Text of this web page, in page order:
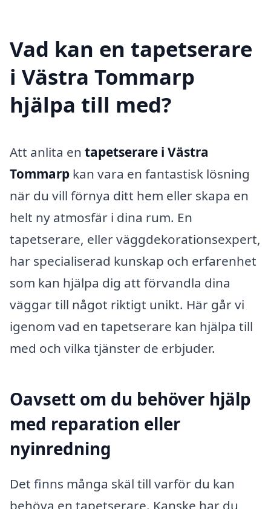
Vad kan en tapetserare
i Västra Tommarp
hjälpa till med?
Att anlita en tapetserare i Västra
Tommarp kan vara en fantastisk lösning
när du vill förnya ditt hem eller skapa en
helt ny atmosfär i dina rum. En
tapetserare, eller väggdekorationsexpert,
har specialiserad kunskap och erfarenhet
som kan hjälpa dig att förvandla dina
väggar till något riktigt unikt. Här går vi
igenom vad en tapetserare kan hjälpa till
med och vilka tjänster de erbjuder.
Oavsett om du behöver hjälp
med reparation eller
nyinredning
Det finns många skäl till varför du kan
behöva en tapetserare. Kanske har du